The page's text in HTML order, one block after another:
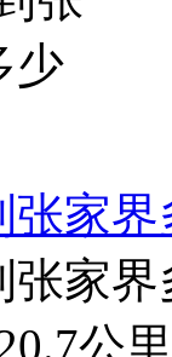
张家界
张家
公